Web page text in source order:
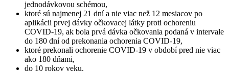
jednodávkovou schémou,
ktoré sú najmenej 21 dní a nie viac než 12 mesiacov po
aplikácii prvej dávky očkovacej látky proti ochoreniu
COVID-19, ak bola prvá dávka očkovania podaná v intervale
do 180 dní od prekonania ochorenia COVID-19,
ktoré prekonali ochorenie COVID-19 v období pred nie viac
ako 180 dňami,
do 10 rokov veku.